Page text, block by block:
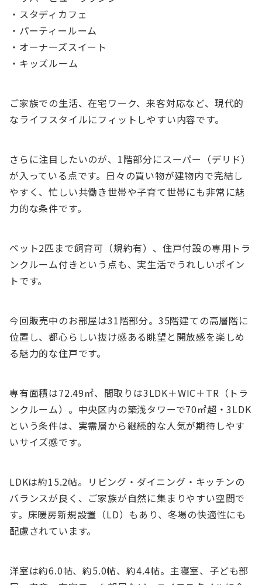
・スタディカフェ
・パーティールーム
・オーナーズスイート
・キッズルーム
ご家族での生活、在宅ワーク、来客対応など、現代的
なライフスタイルにフィットしやすい内容です。
さらに注目したいのが、1階部分にスーパー（デリド）
が入っている点です。日々の買い物が建物内で完結し
やすく、忙しい共働き世帯や子育て世帯にも非常に魅
力的な条件です。
ペット2匹まで飼育可（規約有）、住戸付設の専用トラ
ンクルーム付きという点も、実生活でうれしいポイン
トです。
今回販売中のお部屋は31階部分。35階建ての高層階に
位置し、都心らしい抜け感ある眺望と開放感を楽しめ
る魅力的な住戸です。
専有面積は72.49㎡、間取りは3LDK＋WIC＋TR（トラ
ンクルーム）。中央区内の築浅タワーで70㎡超・3LDK
という条件は、実需層から継続的な人気が期待しやす
いサイズ感です。
LDKは約15.2帖。リビング・ダイニング・キッチンの
バランスが良く、ご家族が自然に集まりやすい空間で
す。床暖房新規設置（LD）もあり、冬場の快適性にも
配慮されています。
洋室は約6.0帖、約5.0帖、約4.4帖。主寝室、子ども部